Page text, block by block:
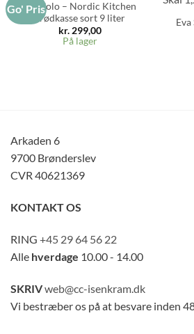
Go' PrisEva Solo – Nordic Kitchen
brødkasse sort 9 liter
kr.299,00
På lager
Arkaden 6
9700 Brønderslev
CVR 40621369
KONTAKT OS
RING +45 29 64 56 22
Alle hverdage 10.00 - 14.00
SKRIVweb@cc-isenkram.dk
Vi bestræber os på at besvare inden